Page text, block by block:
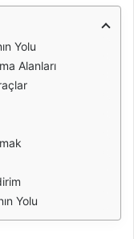
Yolu
Alanları
Yolu